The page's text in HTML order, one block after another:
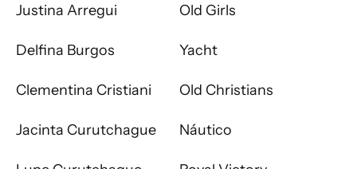
Justina Arregui Old Girls
Delfina Burgos Yacht
Clementina Cristiani Old Christians
Jacinta Curutchague Náutico